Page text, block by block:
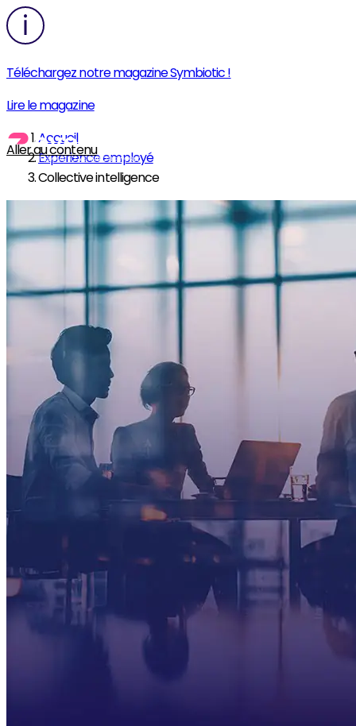
Téléchargez notre magazine Symbiotic !
Lire le magazine
Aller au contenu
Accueil
Expérience employé
Collective intelligence